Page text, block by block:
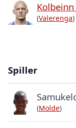
(Valerenga)
Spiller
(Molde)